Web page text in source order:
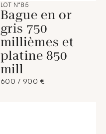
LOT N°85
Bague en or
gris 750
millièmes et
platine 850
mill
600 / 900 €